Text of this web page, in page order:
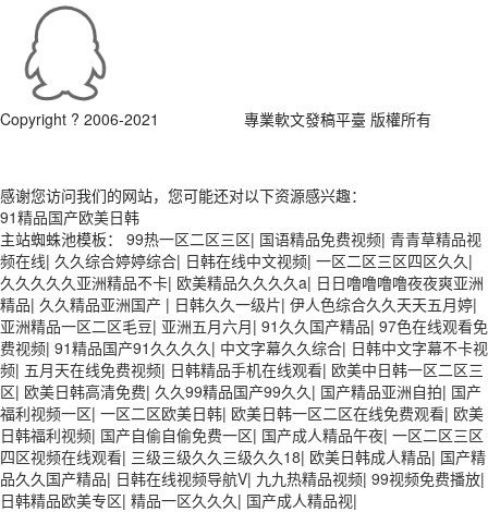
Copyright ? 2006-2021 專業軟文發稿平臺 版權所有
感谢您访问我们的网站，您可能还对以下资源感兴趣：
91精品国产欧美日韩
主站蜘蛛池模板： 99热一区二区三区| 国语精品免费视频| 青青草精品视
频在线| 久久综合婷婷综合| 日韩在线中文视频| 一区二区三区四区久久|
久久久久久亚洲精品不卡| 欧美精品久久久久a| 日日噜噜噜噜夜夜爽亚洲
精品| 久久精品亚洲国产 | 日韩久久一级片| 伊人色综合久久天天五月婷|
亚洲精品一区二区毛豆| 亚洲五月六月| 91久久国产精品| 97色在线观看免
费视频| 91精品国产91久久久久| 中文字幕久久综合| 日韩中文字幕不卡视
频| 五月天在线免费视频| 日韩精品手机在线观看| 欧美中日韩一区二区三
区| 欧美日韩高清免费| 久久99精品国产99久久| 国产精品亚洲自拍| 国产
福利视频一区| 一区二区欧美日韩| 欧美日韩一区二区在线免费观看| 欧美
日韩福利视频| 国产自偷自偷免费一区| 国产成人精品午夜| 一区二区三区
四区视频在线观看| 三级三级久久三级久久18| 欧美日韩成人精品| 国产精
品久久国产精品| 日韩在线视频导航V| 九九热精品视频| 99视频免费播放|
日韩精品欧美专区| 精品一区久久久| 国产成人精品视|